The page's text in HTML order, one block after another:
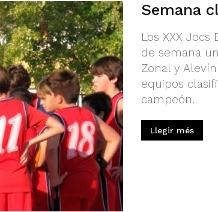
Semana
Los XXX
de semana
Zonal y
equipos
campeón.
Llegir més